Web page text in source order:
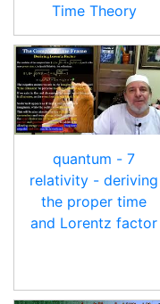
Time Theory
7 - quantum
relativity - deriving
the proper time
and Lorentz factor